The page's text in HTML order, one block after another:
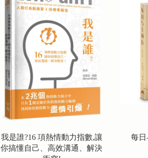
我是誰?16 項熱情動力指數,讓
你搞懂自己、高效溝通、解決
每日